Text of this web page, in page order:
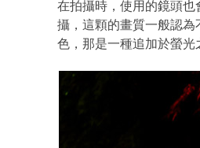
在拍攝時，使用的鏡頭
攝，這顆的畫質一般認
色，那是一種追加於螢